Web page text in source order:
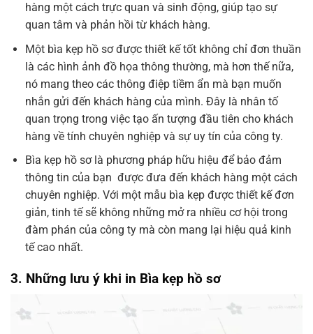
hàng một cách trực quan và sinh động, giúp tạo sự
quan tâm và phản hồi từ khách hàng.
Một bìa kẹp hồ sơ được thiết kế tốt không chỉ đơn thuần
là các hình ảnh đồ họa thông thường, mà hơn thế nữa,
nó mang theo các thông điệp tiềm ẩn mà bạn muốn
nhắn gửi đến khách hàng của mình. Đây là nhân tố
quan trọng trong việc tạo ấn tượng đầu tiên cho khách
hàng về tính chuyên nghiệp và sự uy tín của công ty.
Bìa kẹp hồ sơ là phương pháp hữu hiệu để bảo đảm
thông tin của bạn được đưa đến khách hàng một cách
chuyên nghiệp. Với một mẫu bìa kẹp được thiết kế đơn
giản, tinh tế sẽ không những mở ra nhiều cơ hội trong
đàm phán của công ty mà còn mang lại hiệu quả kinh
tế cao nhất.
3. Những lưu ý khi in Bìa kẹp hồ sơ